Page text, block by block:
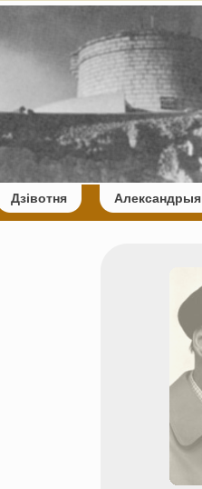
Дзівотня Александрыя